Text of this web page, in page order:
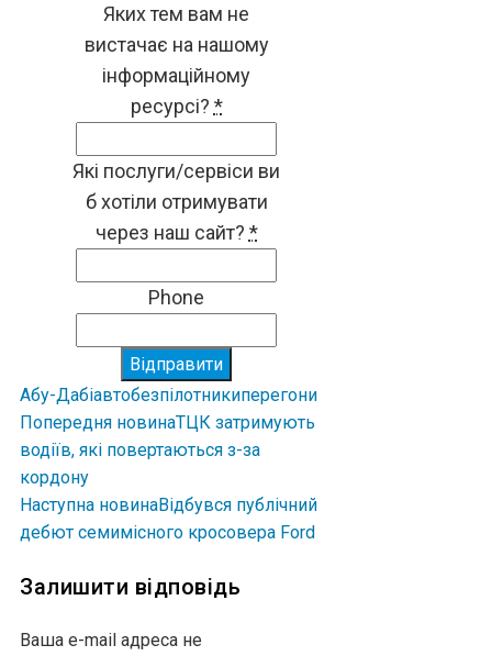
Яких тем вам не
вистачає на нашому
інформаційному
ресурсі? *
Які послуги/сервіси ви
б хотіли отримувати
через наш сайт? *
Phone
Відправити
Абу-Дабіавтобезпілотникиперегони
Попередня новинаТЦК затримують
водіїв, які повертаються з-за
кордону
Наступна новинаВідбувся публічний
дебют семимісного кросовера Ford
Залишити відповідь
Ваша e-mail адреса не